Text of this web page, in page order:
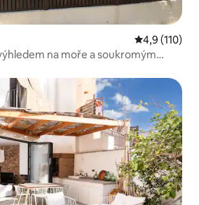
Průměrné
4,9 (110)
na moře a soukromým
u hostů